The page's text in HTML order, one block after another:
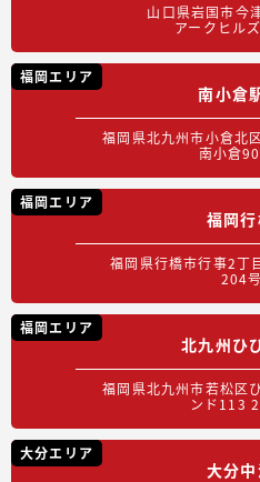
山口県岩国市今
アークヒル
福岡エリア
南小倉
福岡県北九州市小倉北
南小倉
福岡エリア
福岡
福岡県行橋市行事2丁
204
福岡エリア
北九州ひ
福岡県北九州市若松区
ンド113
大分エリア
大分